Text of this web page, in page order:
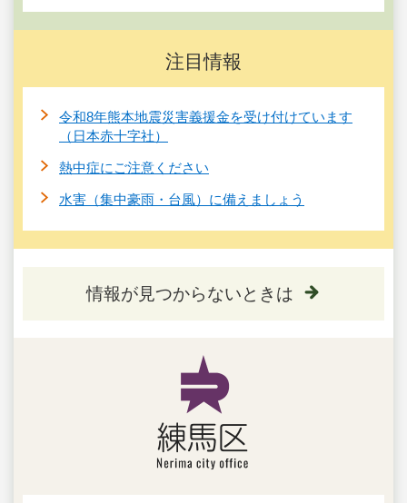
注目情報
令和8年熊本地震災害義援金を受け付けています
（日本赤十字社）
熱中症にご注意ください
水害（集中豪雨・台風）に備えましょう
情報が見つからないときは